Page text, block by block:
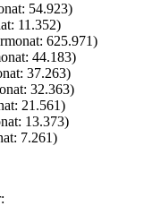
54.923)
11.352)
625.971)
44.183)
37.263)
32.363)
21.561)
13.373)
7.261)